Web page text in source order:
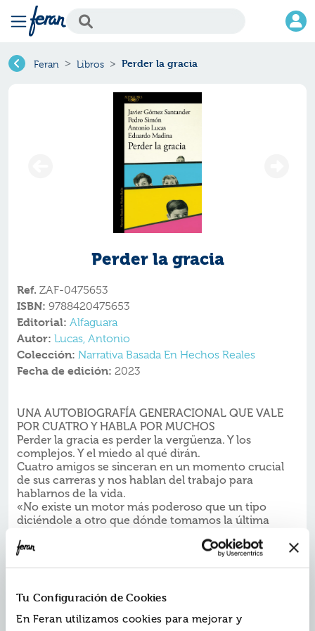
Tu Configuración de Cookies
En Feran utilizamos cookies para mejorar y
Feran Libros Perder la gracia
Perder la gracia
Ref. ZAF-0475653
ISBN: 9788420475653
Editorial: Alfaguara
Autor: Lucas, Antonio
Colección: Narrativa Basada En Hechos Reales
Fecha de edición: 2023
UNA AUTOBIOGRAFÍA GENERACIONAL QUE VALE
POR CUATRO Y HABLA POR MUCHOS
Perder la gracia es perder la vergüenza. Y los
complejos. Y el miedo al qué dirán.
Cuatro amigos se sinceran en un momento crucial
de sus carreras y nos hablan del trabajo para
hablarnos de la vida.
«No existe un motor más poderoso que un tipo
diciéndole a otro que dónde tomamos la última
Solo para los que no se rindieron antes».
son cuatro amigos en una especie de
un relato sobre la vida, la carrera y las relaciones de
cuatro personas con un largo recorrido profesional